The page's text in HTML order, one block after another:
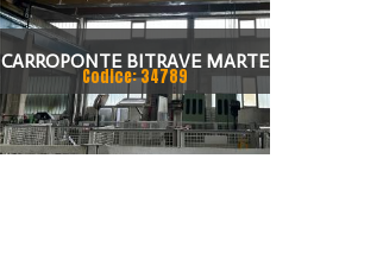
CARROPONTE BITRAVE MARTE
25 TON SCARTAMENTO 16000
MM
Codice: 34789